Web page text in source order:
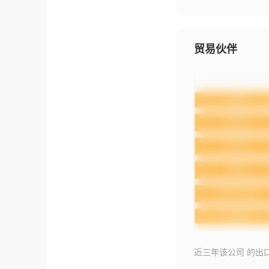
贸易伙伴
近三年该公司 的出